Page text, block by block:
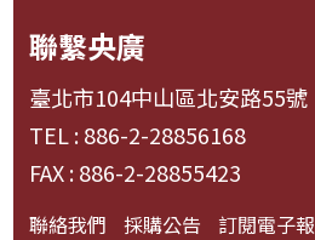
聯繫央廣
臺北市104中山區北安路55號
TEL : 886-2-28856168
FAX : 886-2-28855423
聯絡我們 採購公告 訂閱電子報